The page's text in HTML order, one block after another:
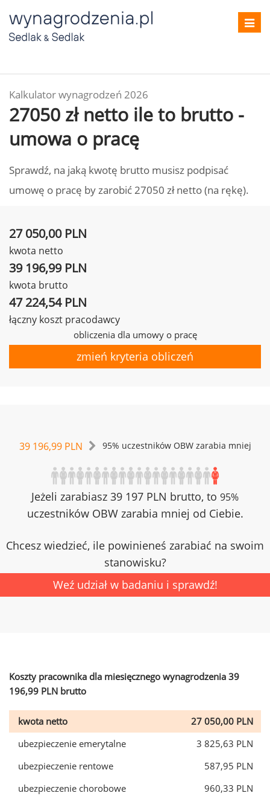
Kalkulator wynagrodzeń 2026
27050 zł netto ile to brutto -
umowa o pracę
Sprawdź, na jaką kwotę brutto musisz podpisać
umowę o pracę by zarobić 27050 zł netto (na rękę).
27 050,00 PLN
kwota netto
39 196,99 PLN
kwota brutto
47 224,54 PLN
łączny koszt pracodawcy
obliczenia dla umowy o pracę
zmień kryteria obliczeń
39 196,99 PLN 95% uczestników OBW zarabia mniej
Jeżeli zarabiasz 39 197 PLN brutto, to 95%
uczestników OBW zarabia mniej od Ciebie.
Chcesz wiedzieć, ile powinieneś zarabiać na swoim
stanowisku?
Weź udział w badaniu i sprawdź!
Koszty pracownika dla miesięcznego wynagrodzenia 39
196,99 PLN brutto
kwota netto
27 050,00 PLN
ubezpieczenie emerytalne
3 825,63 PLN
ubezpieczenie rentowe
587,95 PLN
ubezpieczenie chorobowe
960,33 PLN